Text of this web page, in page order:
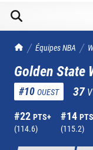
TrashTalk Actu NBA
Équipes NBA
Golden State
#10 OUEST 37 V
#22 PTS+
(114.6)
#14
(115.2)